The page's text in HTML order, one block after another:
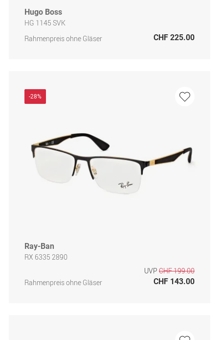
Hugo Boss
HG 1145 SVK
Rahmenpreis ohne Gläser
CHF 225.00
-28%
Ray-Ban
RX 6335 2890
Rahmenpreis ohne Gläser
UVP CHF 199.00
CHF 143.00